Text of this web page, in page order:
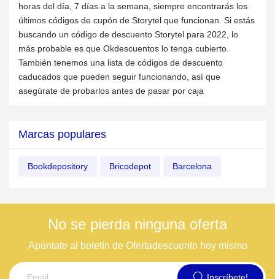
horas del día, 7 días a la semana, siempre encontrarás los
últimos códigos de cupón de Storytel que funcionan. Si estás
buscando un código de descuento Storytel para 2022, lo
más probable es que Okdescuentos lo tenga cubierto.
También tenemos una lista de códigos de descuento
caducados que pueden seguir funcionando, así que
asegúrate de probarlos antes de pasar por caja
Marcas populares
Bookdepository Bricodepot Barcelona
No se pierda ninguna oferta
Apúntate al boletín de Ofertadescuento hoy mismo